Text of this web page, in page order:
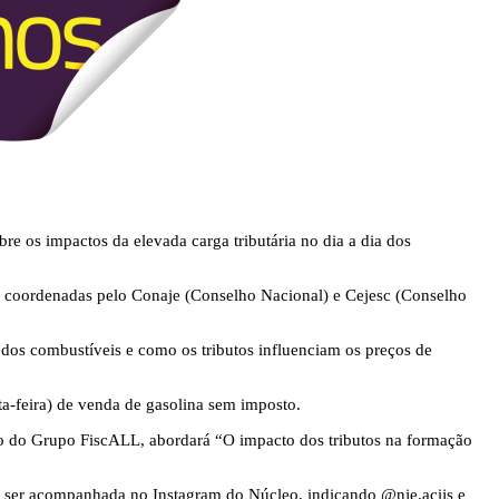
os impactos da elevada carga tributária no dia a dia dos
pelo Conaje (Conselho Nacional) e Cejesc (Conselho
combustíveis e como os tributos influenciam os preços de
feira) de venda de gasolina sem imposto.
Grupo FiscALL, abordará “O impacto dos tributos na formação
acompanhada no Instagram do Núcleo, indicando @nje.acijs e